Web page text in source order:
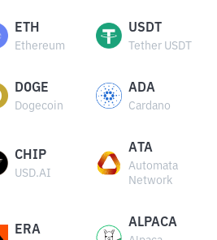
ETH
Ethereum
USDT
Tether USDT
DOGE
Dogecoin
ADA
Cardano
CHIP
USD.AI
ATA
Automata
Network
ERA
ALPACA